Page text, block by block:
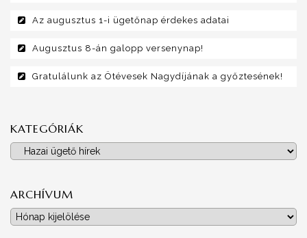
Az augusztus 1-i ügetőnap érdekes adatai
Augusztus 8-án galopp versenynap!
Gratulálunk az Ötévesek Nagydíjának a győztesének!
KATEGÓRIÁK
Kategóriák
ARCHÍVUM
Archívum